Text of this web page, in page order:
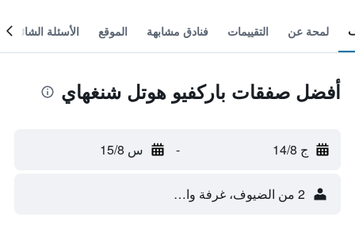
لمحة عن التقييمات فنادق مشابهة الموقع الأسئلة الشائعة
أفضل صفقات باركفيو هوتل شنغهاي
ج 14/8 - س 15/8
2 من الضيوف، غرفة واحدة